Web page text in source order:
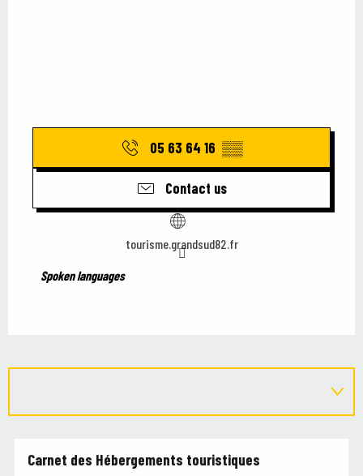
05 63 64 16 ▒▒
Contact us
tourisme.grandsud82.fr
Spoken languages
Spoken languages
Carnet des Hébergements touristiques